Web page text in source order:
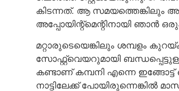
കിടന്നത്. ആ സമയത്തെങ്കിലും
അപ്പോയിന്റ്‌മെന്റിനായി ഞാൻ
മറ്റാരുടെയെങ്കിലും ശമ്പളം
സോഫ്റ്റ്‌വെയറുമായി
കണ്ടാണ് കമ്പനി എന്നെ ഇങ്ങോട്ട്
നാട്ടിലേക്ക് പോയിരുന്നെങ്കിൽ